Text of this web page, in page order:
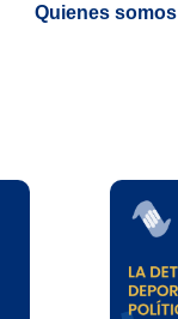
Quienes somos